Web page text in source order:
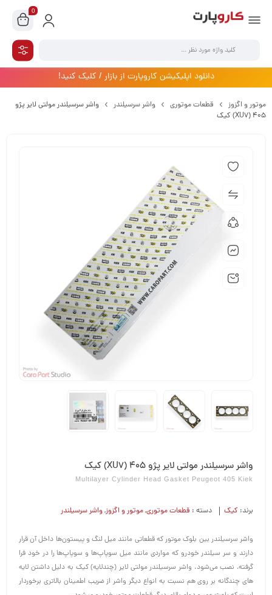
0
دانلود اپلیکیشن کاروپارت از بازار / کلیک کنید!
موتور و اگزوز قطعات موتوری واشر سرسیلندر
واشر سرسیلندر مولتی لایر پژو
405 (XU7) کیک
واشر سرسیلندر مولتی لایر پژو 405 (XU7) کیک
Multilayer Cylinder Head Gasket Peugeot 405 Kiek
برند: کیک دسته : قطعات موتوری,موتور و اگزوز,واشر سرسیلندر
واشر سرسیلندر بین بلوک موتور که قطعاتی مانند میل لنگ و پیستون‌ها داخل آن قرار
دارند و سر سیلندر خودرو که مواردی مانند میل سوپاپ‌ها و سوپاپ‌ها را در خود فرا
گرفته، نصب می‌شود. واشر سرسیلندر مولتی لایر (چندلایه) کیک به دلیل داشتن لایه
های چندگانه بر روی هم نسبت به انواع دیگر واشر از ضریب اطمینان بالاتری برخوردار